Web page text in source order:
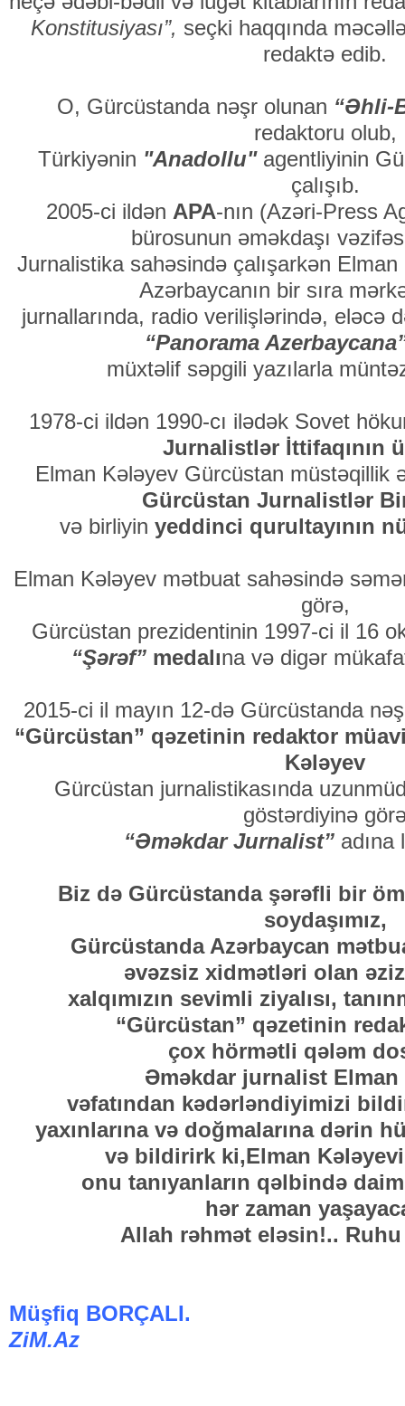
Konstitusiyası”, seçki haqqında
redaktə edib.
O, Gürcüstanda nəşr olunan “Əhli-
redaktoru olub,
Türkiyənin "Anadollu"agentliyinin
çalışıb.
2005-ci ildən APA-nın (Azəri-Press
bürosunun əməkdaşı
Jurnalistika sahəsində çalışarkən
Azərbaycanın bir sıra
jurnallarında, radio verilişlərində, eləcə
“Panorama
müxtəlif səpgili yazılarla
1978-ci ildən 1990-cı ilədək Sovet
Jurnalistlər İttifaqının
Elman Kələyev Gürcüstan müstəqillik
Gürcüstan Jurnalistlər
və birliyin yeddinci qurultayının
Elman Kələyev mətbuat sahəsində
görə,
Gürcüstan prezidentinin 1997-ci il 16
“Şərəf” medalına və digər
2015-ci il mayın 12-də Gürcüstanda
“Gürcüstan” qəzetinin redaktor
Kələyev
Gürcüstan jurnalistikasında
göstərdiyinə
“Əməkdar Jurnalist” adına
Biz də Gürcüstanda şərəfli bir
soydaşımız,
Gürcüstanda Azərbaycan
əvəzsiz xidmətləri olan
xalqımızın sevimli ziyalısı,
“Gürcüstan” qəzetinin
çox hörmətli qələm
Əməkdar jurnalist Elman
vəfatından kədərləndiyimizi
yaxınlarına və doğmalarına dərin
və bildirirk ki,Elman
onu tanıyanların qəlbində
hər zaman
Allah rəhmət eləsin!..
Müşfiq BORÇALI.
ZiM.Az